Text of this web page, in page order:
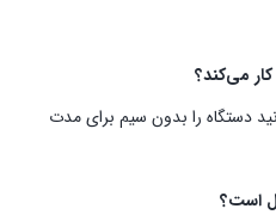
می‌کند؟
دستگاه را بدون سیم برای مدت
است؟